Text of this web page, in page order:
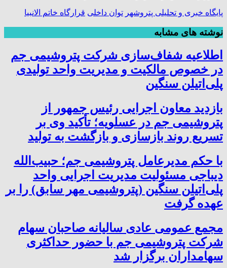
پایگاه خبری و تحلیلی پتروشهر توان داخلی قرارگاه خاتم الانبیا
نوشته های مشابه
اطلاعیه شفاف‌سازی شرکت پتروشیمی جم
در خصوص مالکیت و مدیریت واحد تولیدی
پلی‌اتیلن سنگین
بازدید معاون اجرایی رئیس جمهور از
پتروشیمی جم در عسلویه؛ تأکید وی بر
تسریع روند بازسازی و بازگشت به تولید
با حکم مدیرعامل پتروشیمی جم؛ حبیب‌الله
دیباجی مسئولیت مدیریت اجرایی واحد
پلی‌اتیلن سنگین (پتروشیمی مهر سابق) را بر
عهده گرفت
مجمع عمومی عادی سالیانه صاحبان سهام
شرکت پتروشیمی جم با حضور حداکثری
سهامداران برگزار شد